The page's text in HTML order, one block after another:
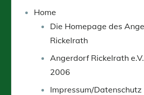
Home
Die Homepage des
Rickelrath
Angerdorf Rickelrath
2006
Impressum/Datenschutz